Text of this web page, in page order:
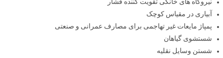
نیروگاه های خانگی تقویت کننده فشار
آبیاری در مقیاس کوچک
پمپاژ مایعات غیر تهاجمی برای مصارف عمرانی و صنعتی
شستشوی گیاهان
شستن وسایل نقلیه